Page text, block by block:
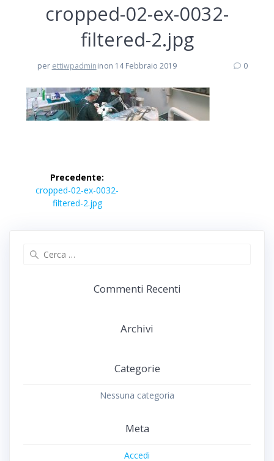
cropped-02-ex-0032-
filtered-2.jpg
per ettiwpadmininon 14 Febbraio 2019 0
Navigazione
articoli
Precedente:
Articolo
precedente:
cropped-02-ex-0032-
filtered-2.jpg
Commenti Recenti
Archivi
Categorie
Nessuna categoria
Meta
Accedi